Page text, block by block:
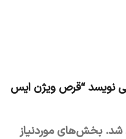
نویسد “قرص ویژن ایس
شد. بخش‌های موردنیاز